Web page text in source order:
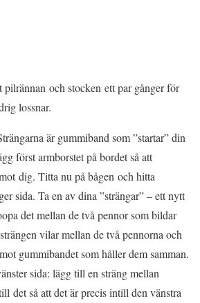
pilrännan och stocken ett par gånger för
lossnar.
är gummiband som ”startar” din
först armborstet på bordet så att
dig. Titta nu på bågen och hitta
sida. Ta en av dina ”strängar” – ett nytt
det mellan de två pennor som bildar
vilar mellan de två pennorna och
gummibandet som håller dem samman.
sida: lägg till en sträng mellan
det så att det är precis intill den vänstra